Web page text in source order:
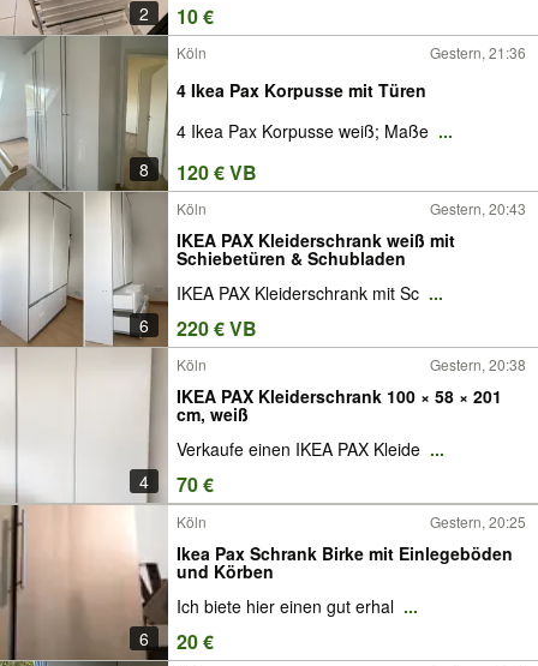
2 10 €
8
Köln Gestern, 21:36
4 Ikea Pax Korpusse mit Türen
4 Ikea Pax Korpusse weiß; Maße ...
120 € VB
6
Köln Gestern, 20:43
IKEA PAX Kleiderschrank weiß mit
Schiebetüren & Schubladen
IKEA PAX Kleiderschrank mit Sc ...
220 € VB
4
Köln Gestern, 20:38
IKEA PAX Kleiderschrank 100 × 58 × 201
cm, weiß
Verkaufe einen IKEA PAX Kleide ...
70 €
6
Köln Gestern, 20:25
Ikea Pax Schrank Birke mit Einlegeböden
und Körben
Ich biete hier einen gut erhal ...
20 €